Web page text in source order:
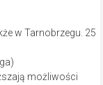
możliwości